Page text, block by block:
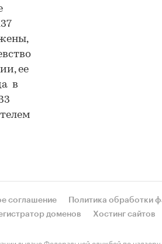
ее
в
соглашение
Политика обработки
доменов Хостинг сайтов